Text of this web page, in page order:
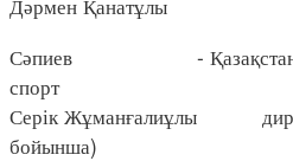
Сәпиев - Қазақстан
спорт
Серік Жұманғалиұлы
бойынша)